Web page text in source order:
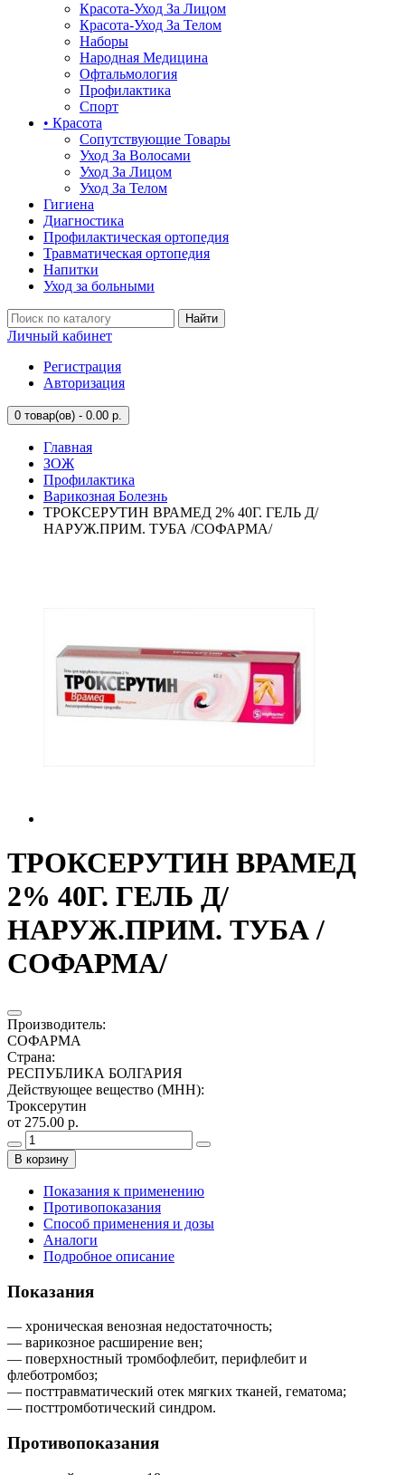
Красота-Уход За Лицом
Красота-Уход За Телом
Наборы
Народная Медицина
Офтальмология
Профилактика
Спорт
• Красота
Сопутствующие Товары
Уход За Волосами
Уход За Лицом
Уход За Телом
Гигиена
Диагностика
Профилактическая ортопедия
Травматическая ортопедия
Напитки
Уход за больными
Найти
Личный кабинет
Регистрация
Авторизация
0 товар(ов) - 0.00 р.
Главная
ЗОЖ
Профилактика
Варикозная Болезнь
ТРОКСЕРУТИН ВРАМЕД 2% 40Г. ГЕЛЬ Д/
НАРУЖ.ПРИМ. ТУБА /СОФАРМА/
ТРОКСЕРУТИН ВРАМЕД
2% 40Г. ГЕЛЬ Д/
НАРУЖ.ПРИМ. ТУБА /
СОФАРМА/
Производитель:
СОФАРМА
Страна:
РЕСПУБЛИКА БОЛГАРИЯ
Действующее вещество (МНН):
Троксерутин
от 275.00 р.
В корзину
Показания к применению
Противопоказания
Способ применения и дозы
Аналоги
Подробное описание
Показания
— хроническая венозная недостаточность;
— варикозное расширение вен;
— поверхностный тромбофлебит, перифлебит и
флеботромбоз;
— посттравматический отек мягких тканей, гематома;
— посттромботический синдром.
Противопоказания